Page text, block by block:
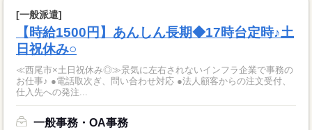
[一般派遣]
【時給1500円】あんしん長期◆17時台定時♪土
日祝休み○
≪西尾市×土日祝休み◎≫景気に左右されないインフラ企業で事務の
お仕事♪ ●電話取次ぎ、問い合わせ対応 ●法人顧客からの注文受付、
仕入先への発注...
一般事務・OA事務